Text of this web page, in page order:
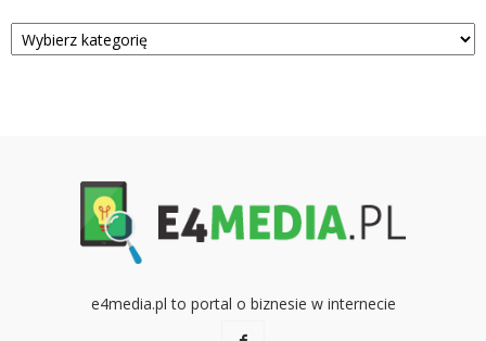
Kategorie
e4media.pl to portal o biznesie w internecie